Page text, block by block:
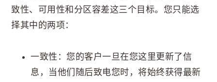
致性、可用性和分区容差这三个目标。您只能选
择其中的两项：
一致性：您的客户一旦在您这里更新了信
息，当他们随后致电您时，将始终获得最新